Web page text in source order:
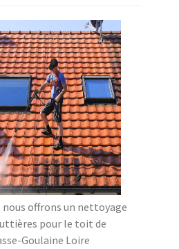
nous offrons un nettoyage
pour le toit de
Goulaine Loire